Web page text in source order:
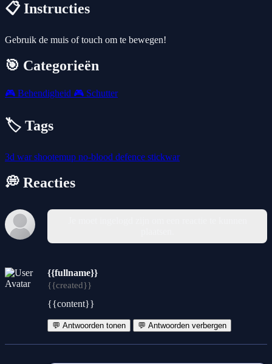
📋 Instructies
Gebruik de muis of touch om te bewegen!
🎯 Categorieën
🎮 Behendigheid 🎮 Schutter
🏷️ Tags
3d warshootemup no-blood defence stickwar
💭 Reacties
{{fullname}}
{{created}}
{{content}}
💬 Antwoorden tonen 💬 Antwoorden verbergen